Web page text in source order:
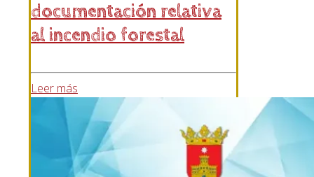
documentación relativa
al incendio forestal
Leer más